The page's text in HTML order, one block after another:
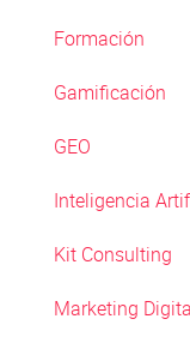
Formación
Gamificación
GEO
Inteligencia
Kit Consulting
Marketing